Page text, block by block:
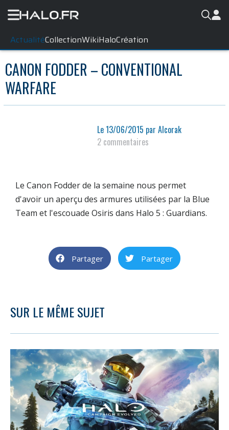
ActualitéCollectionWikiHaloCréation
CANON FODDER – CONVENTIONAL
WARFARE
Le13/06/2015 par Alcorak
2 commentaires
Le Canon Fodder de la semaine nous permet
d'avoir un aperçu des armures utilisées par la Blue
Team et l'escouade Osiris dans Halo 5 : Guardians.
Partager Partager
SUR LE MÊME SUJET